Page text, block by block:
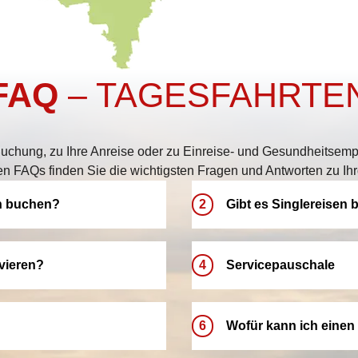
–
zu Ihre Anreise oder zu Einreise- und
FAQs finden Sie die wichtigsten Fragen und Antworten zu
buchen?
Chemnitz,
2 Gibt es Singlereisen
Bei LANG Reisen bieten
herzlich willkommen und
Damit Sie Ihren Urlaub
reisen – ganz nach Ihren
Option reservieren. Bitte
Frist automatisch verfällt.
und Ihre Traumreise zu
4 Servicepauschale
Unsere Servicepauschale
auch eine zuverlässige und
Reise entspannt planen
6 Wofür kann ich